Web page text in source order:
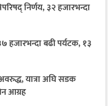
निर्णय, ३२ हजारभन्दा
हजारभन्दा बढी पर्यटक, १३
यात्रा अघि सडक
आग्रह